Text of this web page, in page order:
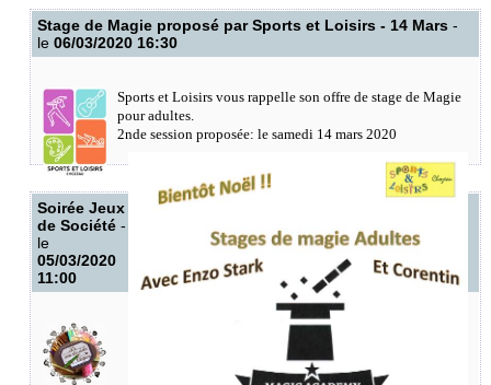
Stage de Magie proposé par Sports et Loisirs - 14 Mars -
le 06/03/2020 16:30
Sports et Loisirs vous rappelle son offre de stage de Magie
pour adultes.
2nde session proposée: le samedi 14 mars 2020
Soirée Jeux
de Société -
le
05/03/2020
11:00